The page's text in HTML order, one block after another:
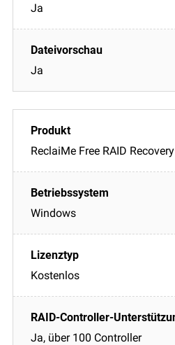
Ja
Ja
ReclaiMe Free RAID Recovery
Windows
Kostenlos
Ja, über 100 Controller